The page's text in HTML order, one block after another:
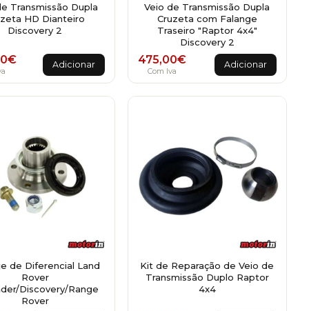
Transmissão Dupla
HD Dianteiro
Discovery 2
€ Adicionar
Veio de Transmissão Dupla
Cruzeta com Falange
Traseiro "Raptor 4x4"
Discovery 2
475,00€
Com Iva
Adicionar
de Diferencial Land
Rover
Discovery/Range
Rover
Kit de Reparação de Veio de
Transmissão Duplo Raptor
4x4